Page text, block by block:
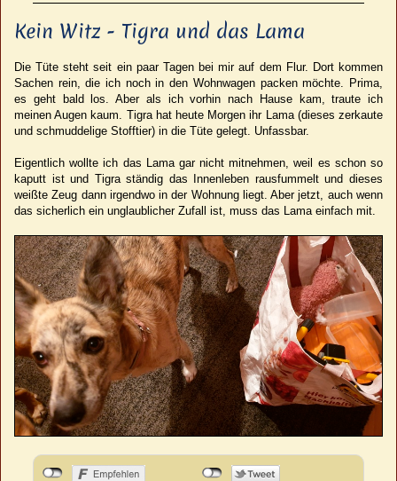
Kein Witz - Tigra und das Lama
Die Tüte steht seit ein paar Tagen bei mir auf dem Flur. Dort kommen
Sachen rein, die ich noch in den Wohnwagen packen möchte. Prima,
es geht bald los. Aber als ich vorhin nach Hause kam, traute ich
meinen Augen kaum. Tigra hat heute Morgen ihr Lama (dieses zerkaute
und schmuddelige Stofftier) in die Tüte gelegt. Unfassbar.
Eigentlich wollte ich das Lama gar nicht mitnehmen, weil es schon so
kaputt ist und Tigra ständig das Innenleben rausfummelt und dieses
weißte Zeug dann irgendwo in der Wohnung liegt. Aber jetzt, auch wenn
das sicherlich ein unglaublicher Zufall ist, muss das Lama einfach mit.